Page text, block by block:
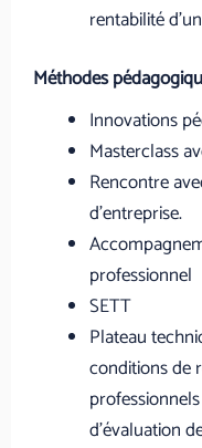
rentabilité
Méthodes
Innovations
Masterclass
Rencontre
d’entreprise.
professionnel
SETT
Plateau
conditions de
d’évaluation